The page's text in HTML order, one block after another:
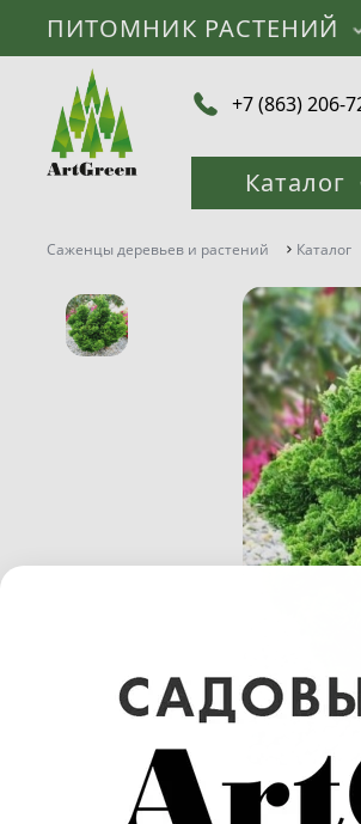
ПИТОМНИК РАСТЕНИЙ
+7 (863) 206-
Каталог
Саженцы деревьев и растений Каталог